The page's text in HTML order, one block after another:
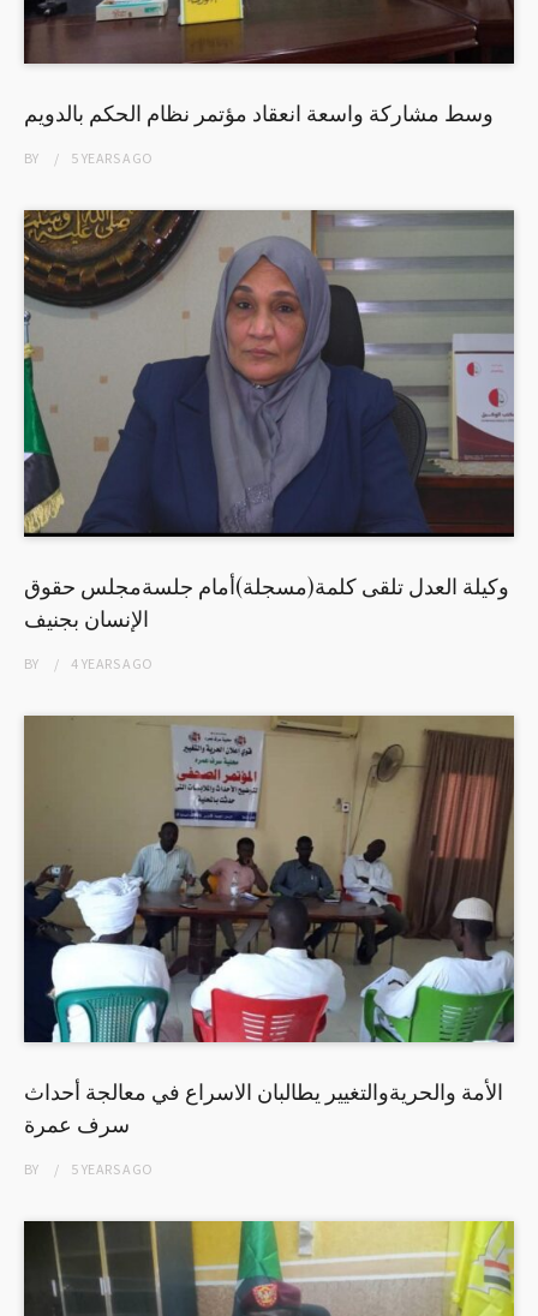
وسط مشاركة واسعة انعقاد مؤتمر نظام الحكم بالدويم
BY 5 YEARSAGO
وكيلة العدل تلقى كلمة(مسجلة)أمام جلسةمجلس حقوق
الإنسان بجنيف
BY 4 YEARSAGO
الأمة والحريةوالتغيير يطالبان الاسراع في معالجة أحداث
سرف عمرة
BY 5 YEARSAGO